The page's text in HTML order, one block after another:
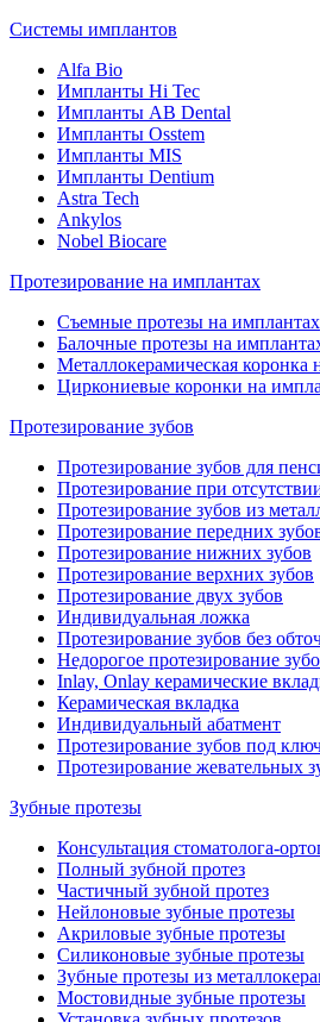
Системы имплантов
Alfa Bio
Импланты Hi Tec
Импланты AB Dental
Импланты Osstem
Импланты MIS
Импланты Dentium
Astra Tech
Ankylos
Nobel Biocare
Протезирование на имплантах
Съемные протезы на имплантах
Балочные протезы на
Металлокерамическая коронка
Циркониевые коронки на
Протезирование зубов
Протезирование зубов для
Протезирование при
Протезирование зубов из
Протезирование передних
Протезирование нижних зубов
Протезирование верхних зубов
Протезирование двух зубов
Индивидуальная ложка
Протезирование зубов без
Недорогое протезирование
Inlay, Onlay керамические
Керамическая вкладка
Индивидуальный абатмент
Протезирование зубов под
Протезирование жевательных
Зубные протезы
Консультация стоматолога-
Полный зубной протез
Частичный зубной протез
Нейлоновые зубные протезы
Акриловые зубные протезы
Силиконовые зубные протезы
Зубные протезы из
Мостовидные зубные протезы